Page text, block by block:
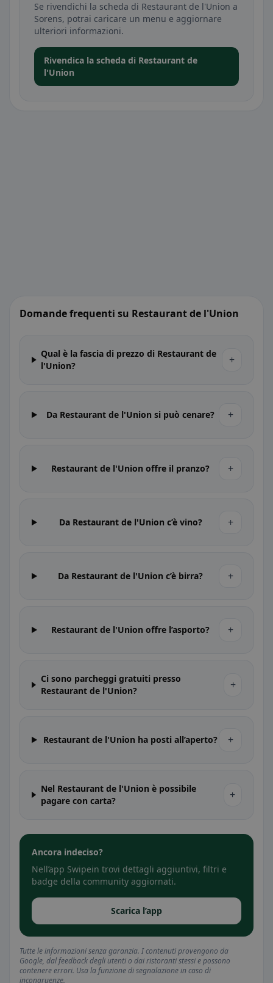
Se rivendichi la scheda di Restaurant de l'Union a
Sorens, potrai caricare un menu e aggiornare
ulteriori informazioni.
Rivendica la scheda di Restaurant de
l'Union
Domande frequenti su Restaurant de l'Union
Qual è la fascia di prezzo di Restaurant de
l'Union?
+
Da Restaurant de l'Union si può cenare? +
Restaurant de l'Union offre il pranzo? +
Da Restaurant de l'Union c’è vino? +
Da Restaurant de l'Union c’è birra? +
Restaurant de l'Union offre l’asporto? +
Ci sono parcheggi gratuiti presso
Restaurant de l'Union?
+
Restaurant de l'Union ha posti all’aperto? +
Nel Restaurant de l'Union è possibile
pagare con carta?
+
Ancora indeciso?
Nell’app Swipein trovi dettagli aggiuntivi, filtri e
badge della community aggiornati.
Scarica l’app
Tutte le informazioni senza garanzia. I contenuti provengono da
Google, dal feedback degli utenti o dai ristoranti stessi e possono
contenere errori. Usa la funzione di segnalazione in caso di
incongruenze.